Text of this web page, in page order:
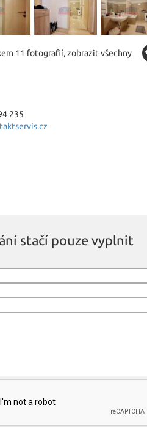
11 fotografií, zobrazit všechny
235
stačí pouze vyplnit